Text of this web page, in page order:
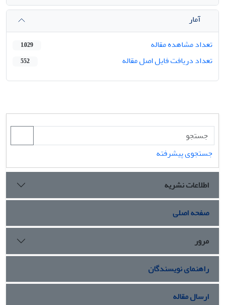
آمار
تعداد مشاهده مقاله
1,029
تعداد دریافت فایل اصل مقاله 552
جستجوی پیشرفته
اطلاعات نشریه
صفحه اصلی
مرور
راهنمای نویسندگان
ارسال مقاله